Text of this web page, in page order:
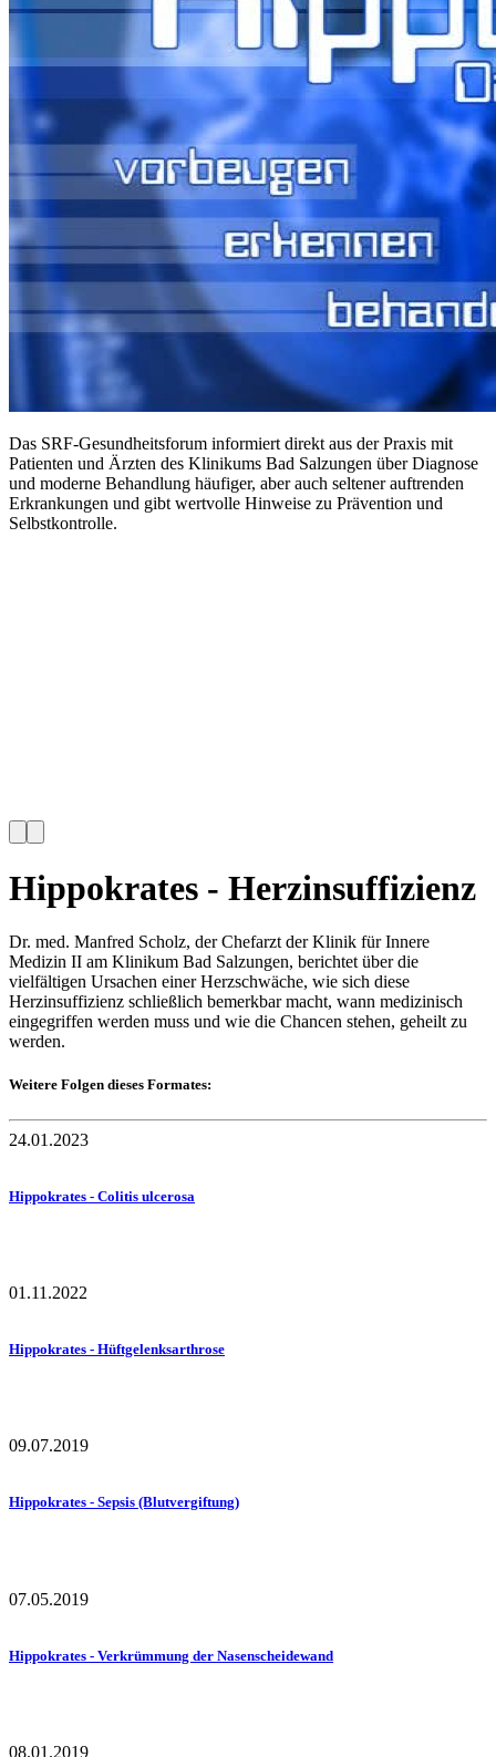
Das SRF-Gesundheitsforum informiert direkt aus der Praxis mit
Patienten und Ärzten des Klinikums Bad Salzungen über Diagnose
und moderne Behandlung häufiger, aber auch seltener auftrenden
Erkrankungen und gibt wertvolle Hinweise zu Prävention und
Selbstkontrolle.
Hippokrates - Herzinsuffizienz
Dr. med. Manfred Scholz, der Chefarzt der Klinik für Innere
Medizin II am Klinikum Bad Salzungen, berichtet über die
vielfältigen Ursachen einer Herzschwäche, wie sich diese
Herzinsuffizienz schließlich bemerkbar macht, wann medizinisch
eingegriffen werden muss und wie die Chancen stehen, geheilt zu
werden.
Weitere Folgen dieses Formates:
24.01.2023
Hippokrates - Colitis ulcerosa
01.11.2022
Hippokrates - Hüftgelenksarthrose
09.07.2019
Hippokrates - Sepsis (Blutvergiftung)
07.05.2019
Hippokrates - Verkrümmung der Nasenscheidewand
08.01.2019